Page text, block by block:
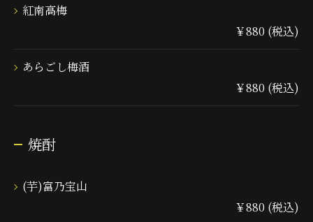
紅南高梅
￥880 (税込)
あらごし梅酒
￥880 (税込)
焼酎
(芋)富乃宝山
￥880 (税込)